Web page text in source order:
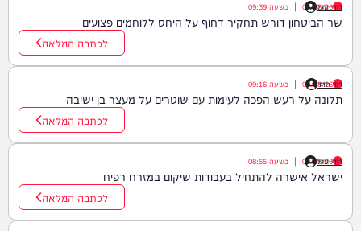
דודי סגל
09/08/26
| בשעה 09:39
שר הביטחון דורש תחקיר דחוף על היחס ללוחמים פצועים
לכתבה המלאה
דוד חדד
09/08/26
| בשעה 09:16
תלונה על רעש הפכה לעימות עם שוטרים על מעצר בן ישיבה
לכתבה המלאה
דודי סגל
09/08/26
| בשעה 08:55
ישראל אישרה להתחיל בעבודות שיקום במזרח רפיח
לכתבה המלאה